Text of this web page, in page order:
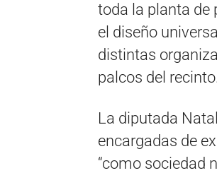
toda la planta de
el diseño
distintas
palcos del
La diputada
encargadas de
“como sociedad